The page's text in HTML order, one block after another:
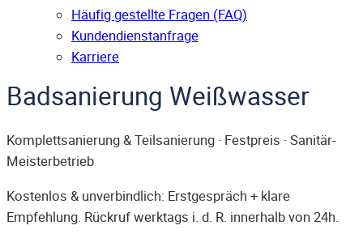
Häufig gestellte Fragen (FAQ)
Kunden­dienst­anfrage
Karriere
Badsanierung Weißwasser
Komplettsanierung & Teilsanierung · Festpreis · Sanitär-
Meisterbetrieb
Kostenlos & unverbindlich: Erstgespräch + klare
Empfehlung. Rückruf werktags i. d. R. innerhalb von 24h.